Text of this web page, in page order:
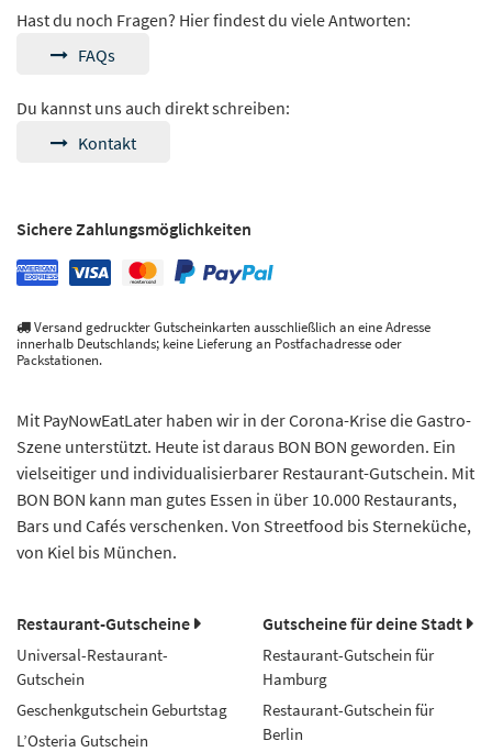
Hast du noch Fragen? Hier findest du viele Antworten:
FAQs
Du kannst uns auch direkt schreiben:
Kontakt
Sichere Zahlungsmöglichkeiten
Versand gedruckter Gutscheinkarten ausschließlich an eine Adresse
innerhalb Deutschlands; keine Lieferung an Postfachadresse oder
Packstationen.
Mit PayNowEatLater haben wir in der Corona-Krise die Gastro-
Szene unterstützt. Heute ist daraus BON BON geworden. Ein
vielseitiger und individualisierbarer Restaurant-Gutschein. Mit
BON BON kann man gutes Essen in über 10.000 Restaurants,
Bars und Cafés verschenken. Von Streetfood bis Sterneküche,
von Kiel bis München.
Restaurant-Gutscheine
Universal-Restaurant-
Gutschein
Geschenkgutschein Geburtstag
L’Osteria Gutschein
Gutscheine für deine Stadt
Restaurant-Gutschein für
Hamburg
Restaurant-Gutschein für
Berlin